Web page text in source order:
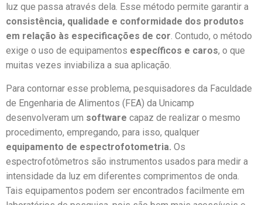
luz que passa através dela. Esse método permite garantir a
consistência, qualidade e conformidade dos produtos
em relação às especificações de cor. Contudo, o método
exige o uso de equipamentos específicos e caros, o que
muitas vezes inviabiliza a sua aplicação.
Para contornar esse problema, pesquisadores da Faculdade
de Engenharia de Alimentos (FEA) da Unicamp
desenvolveram um software capaz de realizar o mesmo
procedimento, empregando, para isso, qualquer
equipamento de espectrofotometria. Os
espectrofotômetros são instrumentos usados para medir a
intensidade da luz em diferentes comprimentos de onda.
Tais equipamentos podem ser encontrados facilmente em